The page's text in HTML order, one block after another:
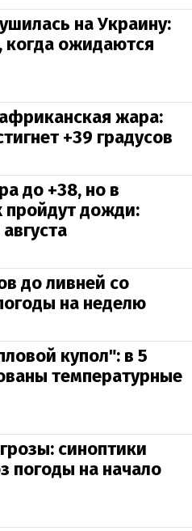
на Украину:
когда ожидаются
жара:
+39 градусов
до +38, но в
пройдут дожди:
до ливней со
на неделю
купол": в 5
температурные
синоптики
погоды на начало